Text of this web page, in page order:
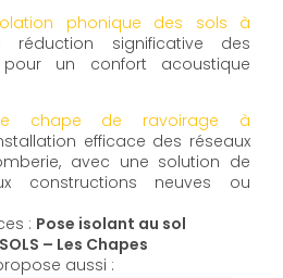
phonique des sols à
significative des
pour un confort acoustique
chape de ravoirage à
efficace des réseaux
avec une solution de
constructions neuves ou
: Pose isolant au sol
– Les Chapes
aussi :